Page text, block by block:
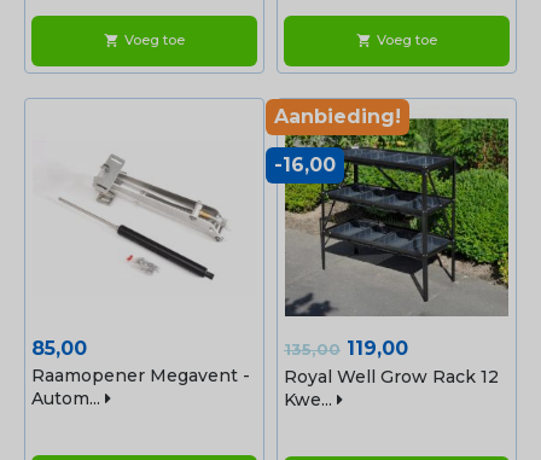
shopping_cart Voeg toe shopping_cart Voeg toe
Prijs
85,00
Raamopener Megavent -
Autom...
Normale
prijs
135,00 Prijs
119,00
Royal Well Grow Rack 12
Kwe...
Aanbieding!
-16,00